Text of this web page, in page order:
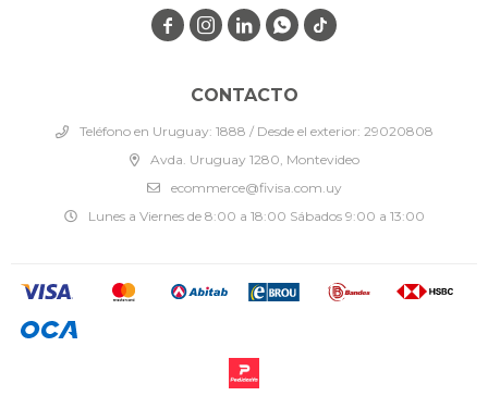
CONTACTO
Teléfono en Uruguay: 1888 / Desde el exterior: 29020808
Avda. Uruguay 1280, Montevideo
ecommerce@fivisa.com.uy
Lunes a Viernes de 8:00 a 18:00 Sábados 9:00 a 13:00
   